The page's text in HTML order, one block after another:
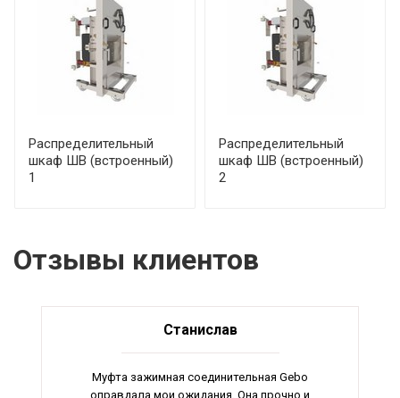
Распределительный
шкаф ШВ (встроенный)
1
Распределительный
шкаф ШВ (встроенный)
2
Отзывы клиентов
Станислав
Муфта зажимная соединительная Gebo
оправдала мои ожидания. Она прочно и